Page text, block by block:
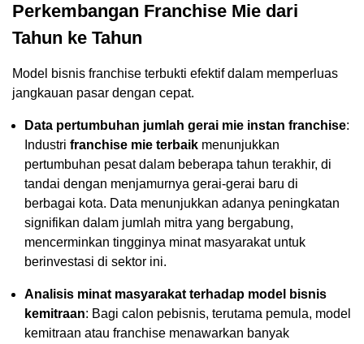
Perkembangan Franchise Mie dari
Tahun ke Tahun
Model bisnis franchise terbukti efektif dalam memperluas
jangkauan pasar dengan cepat.
Data pertumbuhan jumlah gerai mie instan franchise:
Industri franchise mie terbaik menunjukkan
pertumbuhan pesat dalam beberapa tahun terakhir, di
tandai dengan menjamurnya gerai-gerai baru di
berbagai kota. Data menunjukkan adanya peningkatan
signifikan dalam jumlah mitra yang bergabung,
mencerminkan tingginya minat masyarakat untuk
berinvestasi di sektor ini.
Analisis minat masyarakat terhadap model bisnis
kemitraan: Bagi calon pebisnis, terutama pemula, model
kemitraan atau franchise menawarkan banyak